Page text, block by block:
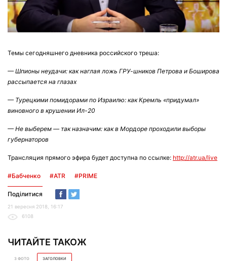
Темы сегодняшнего дневника российского треша:
— Шпионы неудачи: как наглая ложь ГРУ-шников Петрова и Боширова
рассыпается на глазах
— Турецкими помидорами по Израилю: как Кремль «придумал»
виновного в крушении Ил-20
— Не выберем — так назначим: как в Мордоре проходили выборы
губернаторов
Трансляция прямого эфира будет доступна по ссылке: http://atr.ua/live
#Бабченко #ATR #PRIME
Поділитися
21 вересня 2018, 16:17
6108
ЧИТАЙТЕ ТАКОЖ
З ФОТО ЗАГОЛОВКИ